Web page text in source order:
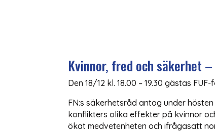
Kvinnor, fred och säkerhet
Den 18/12 kl. 18.00 – 19.30 gästas
FN:s säkerhetsråd antog under
konflikters olika effekter på kvinnor
ökat medvetenheten och ifrågasatt